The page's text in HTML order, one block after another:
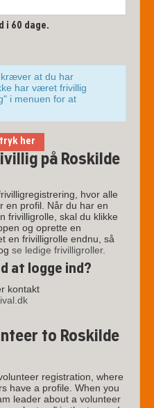
i 60 dage.
kræver at du har
har været frivillig
i menuen for at
her
VOL så kan du
password
og andre
ofte mails fra
and other Microsoft
på Roskilde
hvor alle
en profil. Når du har en
frivilligrolle, skal du klikke
og oprette en
en frivilligrolle endnu, så
se ledige frivilligroller.
at logge ind?
kontakt
to Roskilde
registration, where
have a profile. When you
leader about a volunteer